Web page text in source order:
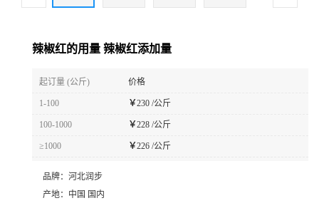
辣椒红的用量 辣椒红添加量
起订量 (公斤) 价格
1-100 ￥230 /公斤
100-1000 ￥228 /公斤
≥1000 ￥226 /公斤
品牌： 河北润步
产地： 中国 国内